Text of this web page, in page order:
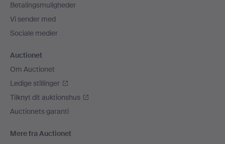
Betalingsmuligheder
Vi sender med
Sociale medier
Auctionet
Om Auctionet
Ledige stillinger
Tilknyt dit auktionshus
Auctionets garanti
Mere fra Auctionet